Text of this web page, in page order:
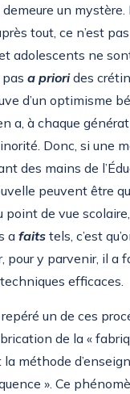
un mystère.
tout, ce n’est
adolescents ne
a priorides
d’un optimisme
a, à chaque
Donc, si une
des mains de
peuvent être
point de vue scolaire,
a faits tels, c’est
pour y parvenir, il a
efficaces.
un de ces
de la «
la méthode
». Ce